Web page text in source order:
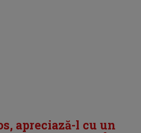
apreciază-l cu un